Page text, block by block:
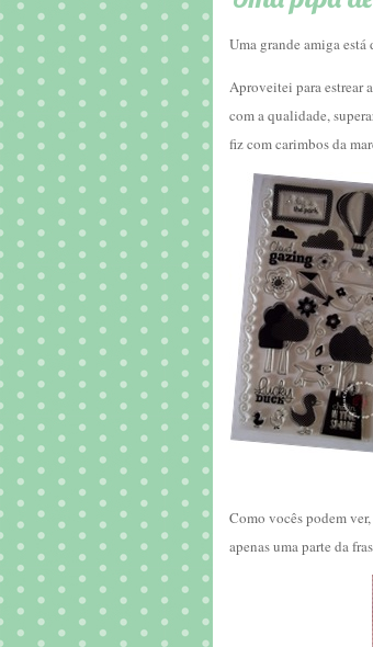
Uma grande amiga
Aproveitei para estrear
com a qualidade,
fiz com carimbos da
Como vocês podem
apenas uma parte da